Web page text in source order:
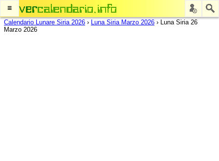
≡
Calendario Lunare Siria 2026 › Luna Siria Marzo 2026 › Luna Siria 26
Marzo 2026